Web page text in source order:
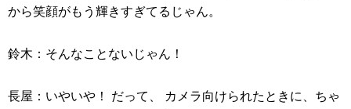
から笑顔がもう輝きすぎてるじゃん。
鈴木：そんなことないじゃん！
長屋：いやいや！ だって、 カメラ向けられたときに、ちゃ